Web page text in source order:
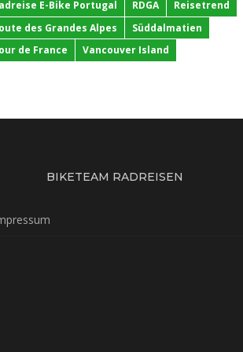
E-Bike Portugal
RDGA
Reisetrend
des Grandes Alpes
Süddalmatien
de France
Vancouver Island
BIKETEAM RADREISEN